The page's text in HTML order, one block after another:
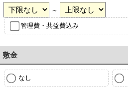
～
管理費・共益費込み
敷金
なし